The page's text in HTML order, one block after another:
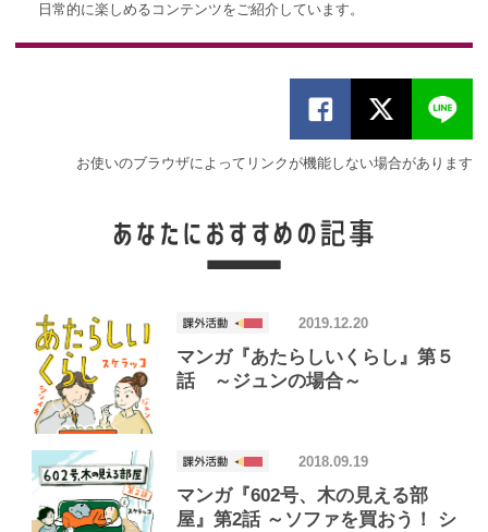
日常的に楽しめるコンテンツをご紹介しています。
お使いのブラウザによってリンクが機能しない場合があります
マンガ『あたらしいくらし』第５
話 ～ジュンの場合～
2019.12.20
マンガ『602号、木の見える部
屋』第2話 ～ソファを買おう！ シ
2018.09.19